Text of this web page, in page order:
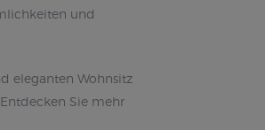
und
eleganten Wohnsitz
Sie mehr